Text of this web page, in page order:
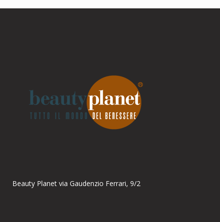
Beauty Planet via Gaudenzio Ferrari, 9/2
Online
Ciao! Come posso aiutarti?